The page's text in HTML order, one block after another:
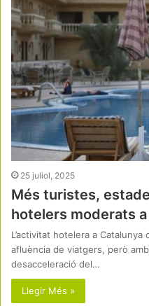
25 juliol, 2025
Més turistes,
hotelers moderats
L’activitat hotelera a
afluència de viatgers, però
desacceleració del…
Llegir Més »